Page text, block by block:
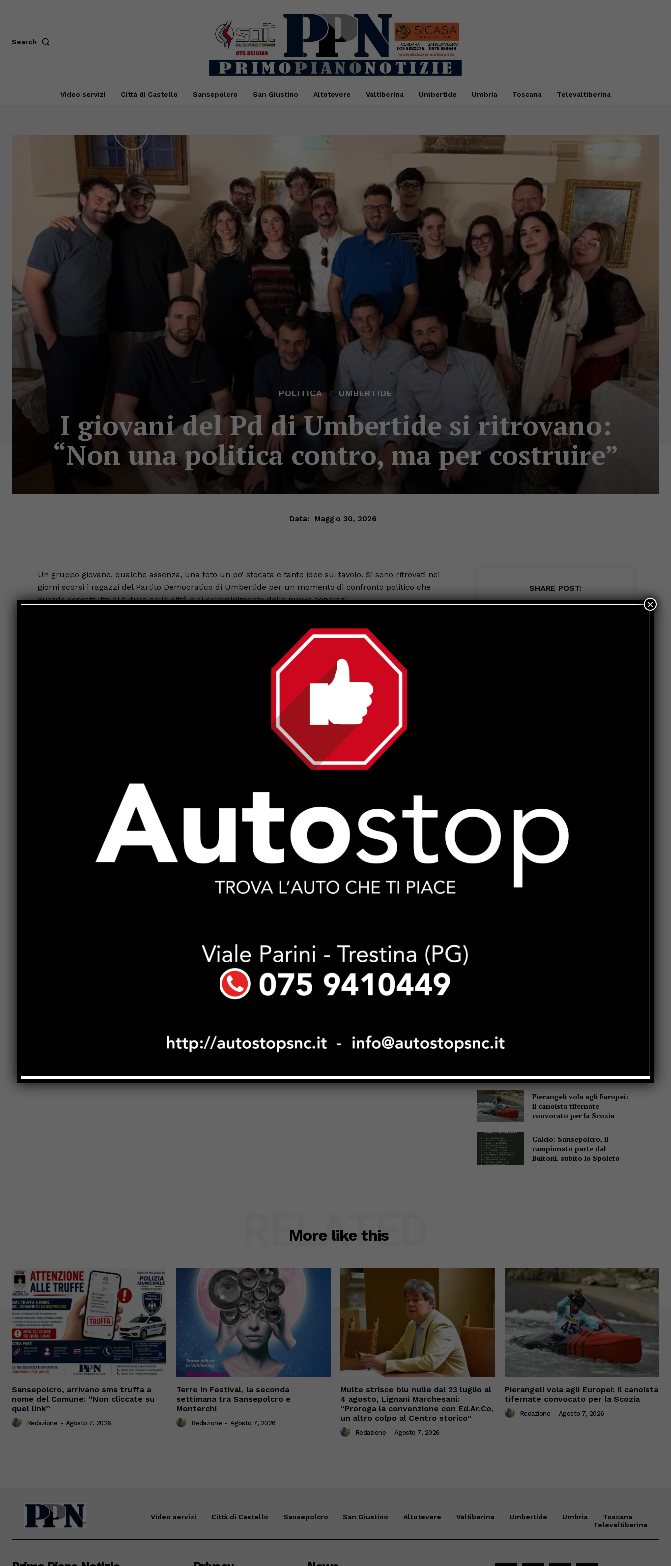
Search
Video servizi Città di Castello Sansepolcro San Giustino Altotevere Valtiberina Umbertide Umbria Toscana Televaltiberina
POLITICA UMBERTIDE
I giovani del Pd di Umbertide si ritrovano:
“Non una politica contro, ma per costruire”
Data: Maggio 30, 2026
Un gruppo giovane, qualche assenza, una foto un po’ sfocata e tante idee sul tavolo. Si sono ritrovati nei
giorni scorsi i ragazzi del Partito Democratico di Umbertide per un momento di confronto politico che
guarda soprattutto al futuro della città e al coinvolgimento delle nuove generazi
diretto, raccontando un incontro nato nel segno del rinnovamento e della voglia di costruire qualcosa di
Il messaggio che arriva è chiaro: non una “politica contro”, ma una politica capace di costruire. Al centro
del confronto temi che riguardano da vicino il mondo giovanile: clima, diritti, lavoro, precarietà e prospettive
Secondo il gruppo, le richieste dei giovani non possono essere affrontate solo in vista delle campagne
elettorali, ma richiedono attenzione continua, investimenti e una visione più ampia. Formazione, lavoro di
qualità, spazi di aggregazione e partecipazione diventano così parole chiave di un percorso che guarda alla
Uno sguardo rivolto anche alla politica cittadina. L’idea, spiegano, è quella di aprire un confronto con le
altre realtà che si propongono come alternativa all’attuale amministrazione comunale di centrodestra,
giudicata non all’altezza delle sfide della città.
A chiudere il racconto dell’incontro, però, resta forse la frase più spontanea del post social: “Perdonateci,
nella foto mancano alcuni. È un po’ sfocata: miglioreremo”. Un modo semplice per dire che il percorso è
appena iniziato.
insieme”
SHARE POST:
storico”
Pierangeli vola agli Europei:
il canoista tifernate
convocato per la Scozia
Calcio: Sansepolcro, il
campionato parte dal
Buitoni. subito lo Spoleto
More like this
RELATED
Sansepolcro, arrivano sms truffa a
nome del Comune: “Non cliccate su
quel link”
Redazione - Agosto 7, 2026
Terre in Festival, la seconda
settimana tra Sansepolcro e
Monterchi
Redazione - Agosto 7, 2026
Multe strisce blu nulle dal 23 luglio al
4 agosto, Lignani Marchesani:
“Proroga la convenzione con Ed.Ar.Co,
un altro colpo al Centro storico”
Redazione - Agosto 7, 2026
Pierangeli vola agli Europei: il canoista
tifernate convocato per la Scozia
Redazione - Agosto 7, 2026
Video servizi Città di Castello Sansepolcro San Giustino Altotevere Valtiberina Umbertide Umbria
Toscana
Televaltiberina
×